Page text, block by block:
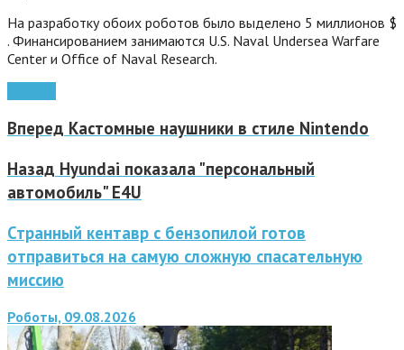
На разработку обоих роботов было выделено 5 миллионов $
. Финансированием занимаются U.S. Naval Undersea Warfare
Center и Officе of Naval Research.
Вперед Кастомные наушники в стиле Nintendo
Назад Hyundai показала "персональный
автомобиль" E4U
Странный кентавр с бензопилой готов
отправиться на самую сложную спасательную
миссию
Роботы, 09.08.2026